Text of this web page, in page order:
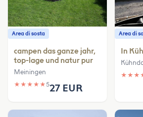
Area di sosta
campen das ganze jahr,
top-lage und natur pur
Meiningen
★ ★ ★ ★ ★527 EUR
Area di
In
★ ★ ★